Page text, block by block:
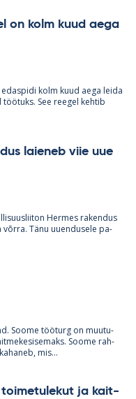
on kolm kuud aega
kolm kuud aega leida
See ree­gel keh­tib
lai­e­neb viie uue
Her­mes ra­ken­dus
võrra. Tänu uu­en­dusele pa­
Soome töö­turg on muu­tu­
Soome rah­
mis...
toi­me­tu­le­kut ja kait­